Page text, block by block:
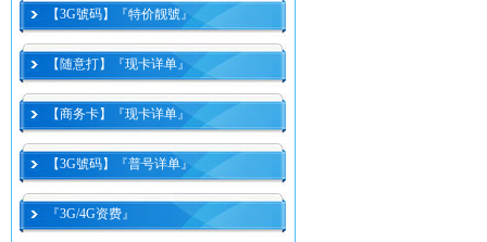
【3G號码】『特价靓號』
【随意打】『现卡详单』
【商务卡】『现卡详单』
【3G號码】『普号详单』
『3G/4G资费』